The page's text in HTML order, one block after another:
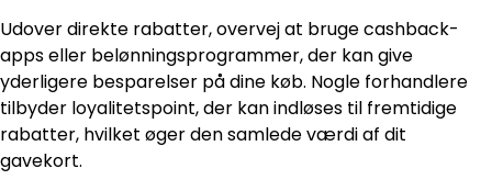
Udover direkte rabatter, overvej at bruge cashback-
apps eller belønningsprogrammer, der kan give
yderligere besparelser på dine køb. Nogle forhandlere
tilbyder loyalitetspoint, der kan indløses til fremtidige
rabatter, hvilket øger den samlede værdi af dit
gavekort.